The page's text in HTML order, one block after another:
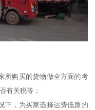
所购买的货物做全方面的考
有关税等；
下，为买家选择运费低廉的